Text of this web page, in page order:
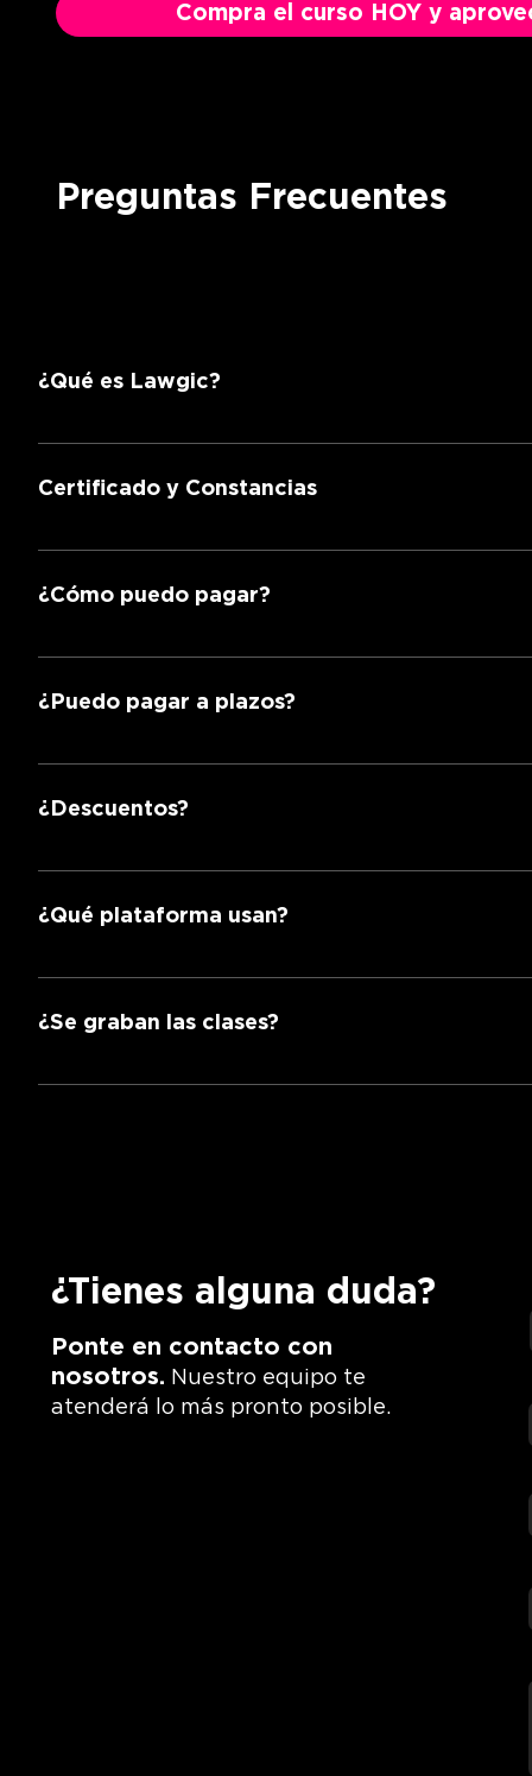
Compra el curso HOY y
Preguntas Frecuentes
¿Qué es Lawgic?
Es una escuela de derecho que ofrece educación
Certificado y Constancias
Obtienes una constancia de participación.
¿Cómo puedo pagar?
Tarjeta de crédito o débito, transferencia, PayPal,
¿Puedo pagar a plazos?
Sí. Solicita a tu asesor el plan de pagos.
¿Descuentos?
¡Sí! Estudiantes de licenciatura y adultos mayores
¿Qué plataforma usan?
En Lawgic® usamos Zoom para los eventos en vivo
¿Se graban las clases?
¡SÍ! Todas nuestras clases se graban.
¿Tienes alguna duda?
Ponte en contacto con
nosotros. Nuestro equipo te
atenderá lo más pronto posible.